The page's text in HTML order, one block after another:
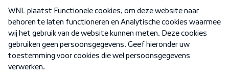
Nieuwsbrief
Word Lid